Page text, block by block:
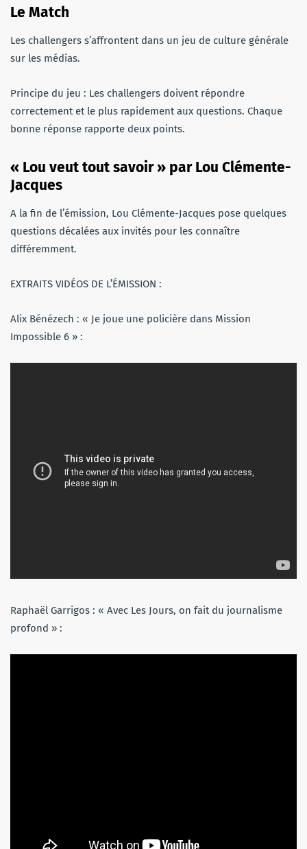
Le Match
Les challengers s’affrontent dans un jeu de culture générale
sur les médias.
Principe du jeu : Les challengers doivent répondre
correctement et le plus rapidement aux questions. Chaque
bonne réponse rapporte deux points.
« Lou veut tout savoir » par Lou Clémente-
Jacques
A la fin de l’émission, Lou Clémente-Jacques pose quelques
questions décalées aux invités pour les connaître
différemment.
EXTRAITS VIDÉOS DE L’ÉMISSION :
Alix Bénézech : « Je joue une policière dans Mission
Impossible 6 » :
Raphaël Garrigos : « Avec Les Jours, on fait du journalisme
profond » :